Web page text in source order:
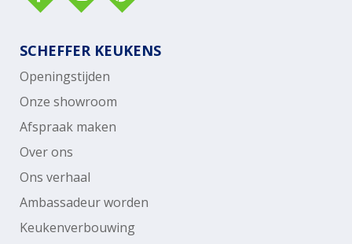
SCHEFFER KEUKENS
Openingstijden
Onze showroom
Afspraak maken
Over ons
Ons verhaal
Ambassadeur worden
Keukenverbouwing